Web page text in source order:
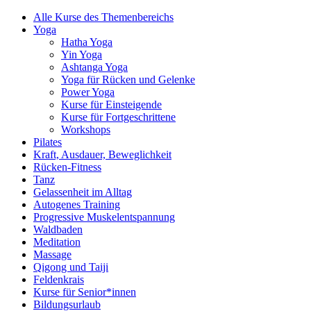
Alle Kurse des Themenbereichs
Yoga
Hatha Yoga
Yin Yoga
Ashtanga Yoga
Yoga für Rücken und Gelenke
Power Yoga
Kurse für Einsteigende
Kurse für Fortgeschrittene
Workshops
Pilates
Kraft, Ausdauer, Beweglichkeit
Rücken-Fitness
Tanz
Gelassenheit im Alltag
Autogenes Training
Progressive Muskelentspannung
Waldbaden
Meditation
Massage
Qigong und Taiji
Feldenkrais
Kurse für Senior*innen
Bildungsurlaub